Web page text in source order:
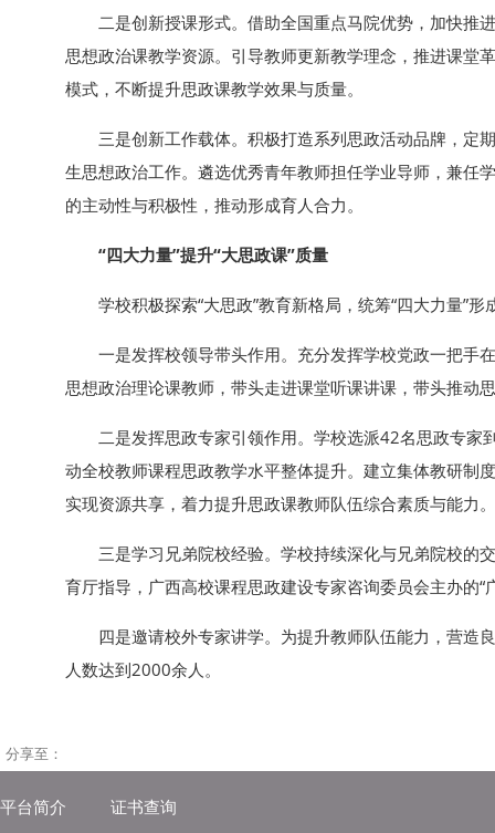
二是创新授课形式。借助全国重点马院优势，加快推
思想政治课教学资源。引导教师更新教学理念，推进课堂
模式，不断提升思政课教学效果与质量。
三是创新工作载体。积极打造系列思政活动品牌，定
生思想政治工作。遴选优秀青年教师担任学业导师，兼任
的主动性与积极性，推动形成育人合力。
“四大力量”提升“大思政课”质量
学校积极探索“大思政”教育新格局，统筹“四大力量”
一是发挥校领导带头作用。充分发挥学校党政一把手
思想政治理论课教师，带头走进课堂听课讲课，带头推动
二是发挥思政专家引领作用。学校选派42名思政专
动全校教师课程思政教学水平整体提升。建立集体教研制
实现资源共享，着力提升思政课教师队伍综合素质与能力
三是学习兄弟院校经验。学校持续深化与兄弟院校的
育厅指导，广西高校课程思政建设专家咨询委员会主办的“
四是邀请校外专家讲学。为提升教师队伍能力，营造
人数达到2000余人。
分享至：
平台简介 证书查询